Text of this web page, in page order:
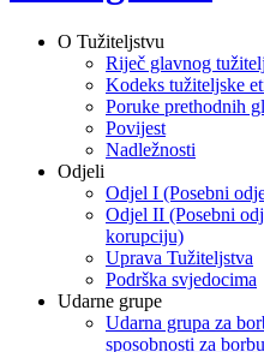
O Tužiteljstvu
Riječ glavnog
Kodeks tužiteljske
Poruke prethodnih
Povijest
Nadležnosti
Odjeli
Odjel I (Posebni
Odjel II (Posebni
korupciju)
Uprava Tužiteljstva
Podrška svjedocima
Udarne grupe
Udarna grupa za
sposobnosti za